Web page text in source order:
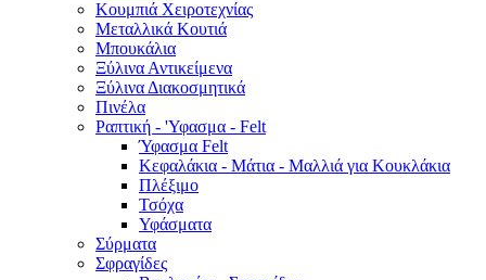
Κουμπιά Χειροτεχνίας
Μεταλλικά Κουτιά
Μπουκάλια
Ξύλινα Αντικείμενα
Ξύλινα Διακοσμητικά
Πινέλα
Ραπτική - 'Υφασμα - Felt
Ύφασμα Felt
Κεφαλάκια - Μάτια - Μαλλιά για Κουκλάκια
Πλέξιμο
Τσόχα
Υφάσματα
Σύρματα
Σφραγίδες